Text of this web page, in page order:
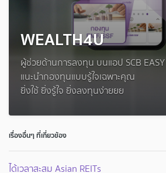
WEALTH4U
ผู้ช่วยด้านการลงทุน บนแอป SCB EASY
แนะนำกองทุนแบบรู้ใจเฉพาะคุณ
ยิ่งใช้ ยิ่งรู้ใจ ยิ่งลงทุนง่ายยย
เรื่องอื่นๆ ที่เกี่ยวข้อง
ได้เวลาสะสม Asian REITs